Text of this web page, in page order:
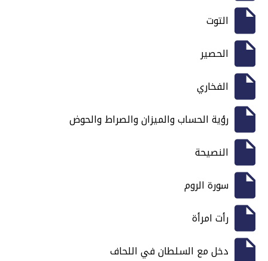
التوت
الحصير
الفخاري
رؤية الحساب والميزان والصراط والحوض
النصيحة
سورة الروم
رأت امرأة
دخل مع السلطان في اللحاف